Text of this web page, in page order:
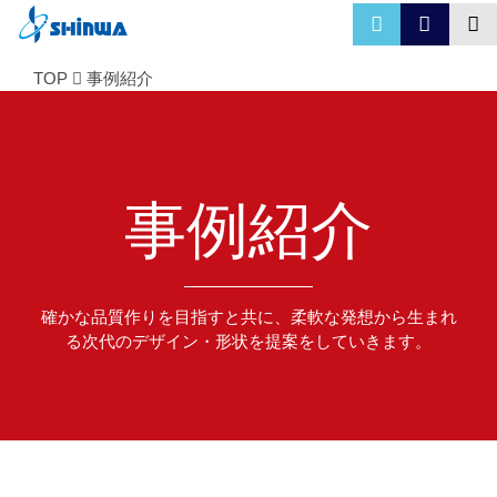
TOP 事例紹介
事例紹介
確かな品質作りを目指すと共に、柔軟な発想から生まれ
る次代のデザイン・形状を提案をしていきます。